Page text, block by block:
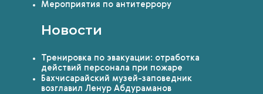
Мероприятия по антитеррору
Новости
Тренировка по эвакуации: отработка
действий персонала при пожаре
Бахчисарайский музей-заповедник
возглавил Ленур Абдураманов